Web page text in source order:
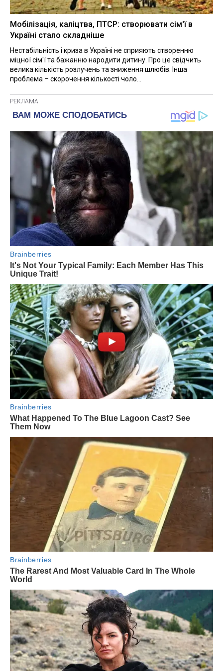
Мобілізація, каліцтва, ПТСР: створювати сім'ї в
Україні стало складніше
Нестабільність і криза в Україні не сприяють створенню
міцної сім'ї та бажанню народити дитину. Про це свідчить
велика кількість розлучень та зниження шлюбів. Інша
проблема – скорочення кількості чоло...